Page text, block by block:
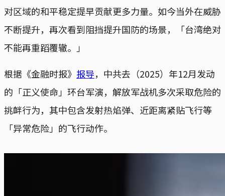
对区域的和平稳定提早贡献更多力量。如今当外在威胁
不断提升，再次看到阻挡提升国防的场景，「台湾绝对
不能再重蹈覆辙。」
根据《金融时报》 报导，中共去（2025）年12月发动
的「正义使命」环台军演，解放军战机多次采取危险的
挑衅行为，其中包含发射热焰弹、近距离紧贴飞行等
「异常危险」的飞行动作。